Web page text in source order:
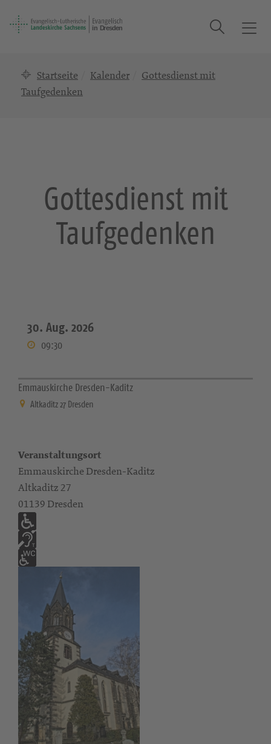
T
Suche
Startseite Kalender
Gottesdienst mit
Taufgedenken
Gottesdienst mit
Taufgedenken
30. Aug. 2026
09:30
Emmauskirche Dresden-Kaditz
Altkaditz 27 Dresden
Veranstaltungsort
Emmauskirche Dresden-Kaditz
Altkaditz 27
01139 Dresden